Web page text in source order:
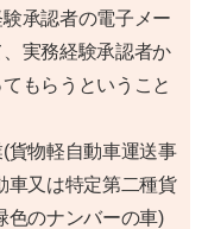
承認者の電子メー
実務経験承認者か
もらうということ
貨物軽自動車運送事
車又は特定第二種貨
色のナンバーの車)